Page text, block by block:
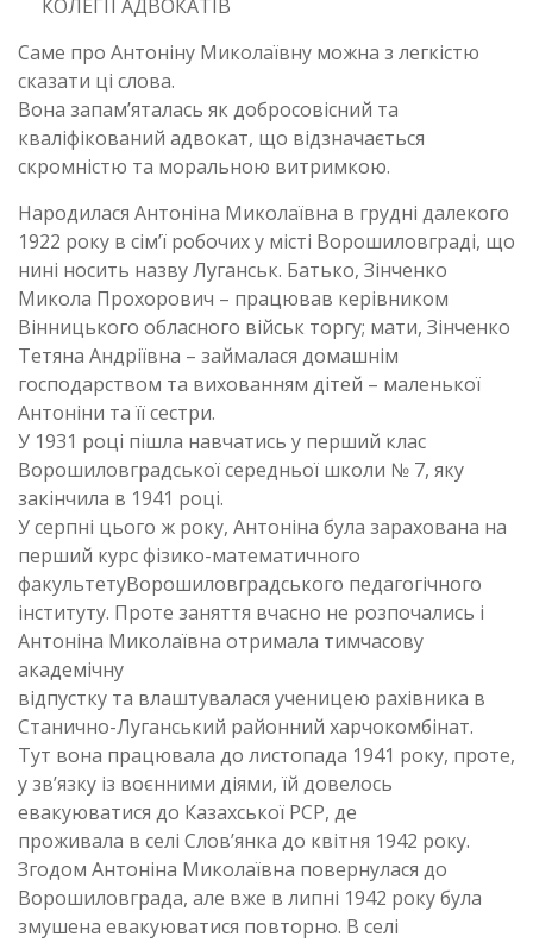
КОЛЕГІЇ АДВОКАТІВ
Саме про Антоніну Миколаївну можна з легкістю
сказати ці слова.
Вона запам’яталась як добросовісний та
кваліфікований адвокат, що відзначається
скромністю та моральною витримкою.
Народилася Антоніна Миколаївна в грудні далекого
1922 року в сім’ї робочих у місті Ворошиловграді, що
нині носить назву Луганськ. Батько, Зінченко
Микола Прохорович – працював керівником
Вінницького обласного військ торгу; мати, Зінченко
Тетяна Андріївна – займалася домашнім
господарством та вихованням дітей – маленької
Антоніни та її сестри.
У 1931 році пішла навчатись у перший клас
Ворошиловградської середньої школи № 7, яку
закінчила в 1941 році.
У серпні цього ж року, Антоніна була зарахована на
перший курс фізико-математичного
факультетуВорошиловградського педагогічного
інституту. Проте заняття вчасно не розпочались і
Антоніна Миколаївна отримала тимчасову
академічну
відпустку та влаштувалася ученицею рахівника в
Станично-Луганський районний харчокомбінат.
Тут вона працювала до листопада 1941 року, проте,
у зв’язку із воєнними діями, їй довелось
евакуюватися до Казахської РСР, де
проживала в селі Слов’янка до квітня 1942 року.
Згодом Антоніна Миколаївна повернулася до
Ворошиловграда, але вже в липні 1942 року була
змушена евакуюватися повторно. В селі